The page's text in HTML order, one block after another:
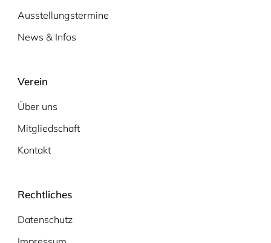
Ausstellungstermine
News & Infos
Verein
Über uns
Mitgliedschaft
Kontakt
Rechtliches
Datenschutz